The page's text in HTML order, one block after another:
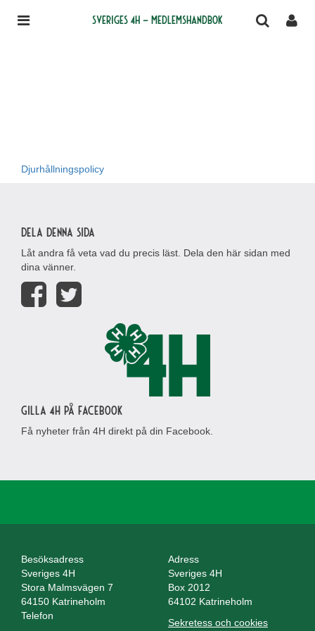
Sveriges 4H – medlemshandbok
Djurhållningspolicy
Dela denna sida
Låt andra få veta vad du precis läst. Dela den här sidan med
dina vänner.
Gilla 4H på Facebook
Få nyheter från 4H direkt på din Facebook.
Besöksadress
Sveriges 4H
Stora Malmsvägen 7
64150 Katrineholm
Adress
Sveriges 4H
Box 2012
64102 Katrineholm
Telefon
Sekretess och cookies